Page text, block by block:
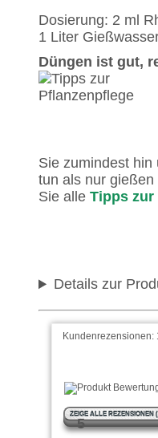
Dosierung: 2 ml
1 Liter
Düngen ist gut,
Sie zumindest
tun als nur
Sie alle Tipps zur
Details zur
Kundenrezensionen:
5
ZEIGE ALLE REZENSIONEN